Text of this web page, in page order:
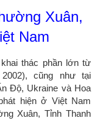
Xuân,
Nam
thác phần lớn từ
cũng như tại
Độ, Ukraine và Hoa
hiện ở Việt Nam
Xuân, Tỉnh Thanh